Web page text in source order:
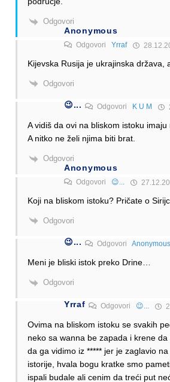
Odgovori
Anonymous
Odgovori Yrraf
Kijevska Rusija je ukrajinska država,
Odgovori
😉... Odgovori K U M
A vidiš da ovi na bliskom istoku imaju
A nitko ne želi njima biti brat.
Odgovori
Anonymous
Odgovori 😉...
Koji na bliskom istoku? Pričate o
Odgovori
😉... Odgovori Anonymous
Meni je bliski istok preko Drine…
Odgovori
Yrraf Odgovori 😉...
Ovima na bliskom istoku se svakih
neko sa wanna be zapada i krene
da ga vidimo iz ***** jer je zaglavio
istorije, hvala bogu kratke smo
ispali budale ali cenim da treći put